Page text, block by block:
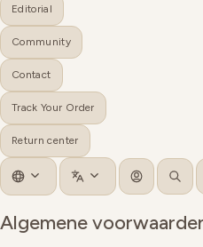
Editorial
Community
Contact
Track Your Order
Return center
Log in Search
Algemene